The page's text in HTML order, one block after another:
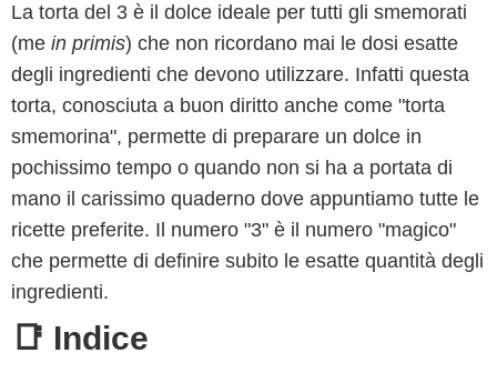
La torta del 3 è il dolce ideale per tutti gli smemorati
(me in primis) che non ricordano mai le dosi esatte
degli ingredienti che devono utilizzare. Infatti questa
torta, conosciuta a buon diritto anche come "torta
smemorina", permette di preparare un dolce in
pochissimo tempo o quando non si ha a portata di
mano il carissimo quaderno dove appuntiamo tutte le
ricette preferite. Il numero "3" è il numero "magico"
che permette di definire subito le esatte quantità degli
ingredienti.
📑 Indice